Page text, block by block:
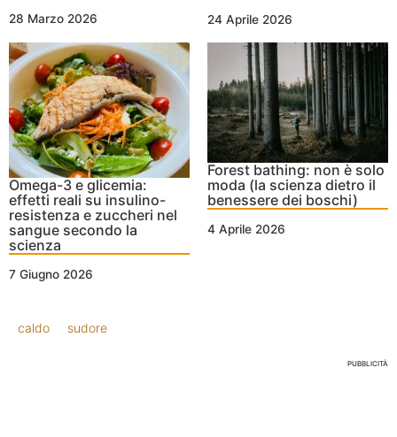
28 Marzo 2026 24 Aprile 2026
Omega-3 e glicemia:
effetti reali su insulino-
resistenza e zuccheri nel
sangue secondo la
scienza
7 Giugno 2026
Forest bathing: non è solo
moda (la scienza dietro il
benessere dei boschi)
4 Aprile 2026
caldo sudore
PUBBLICITÀ